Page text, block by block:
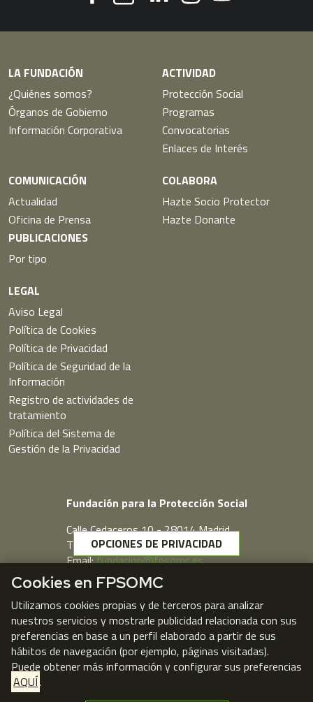
LA FUNDACIÓN
¿Quiénes somos?
Órganos de Gobierno
Información Corporativa
ACTIVIDAD
Protección Social
Programas
Convocatorias
Enlaces de Interés
COMUNICACIÓN
Actualidad
Oficina de Prensa
PUBLICACIONES
Por tipo
COLABORA
Hazte Socio Protector
Hazte Donante
LEGAL
Aviso Legal
Política de Cookies
Política de Privacidad
Política de Seguridad de la
Información
Registro de actividades de
tratamiento
Política del Sistema de
Gestión de la Privacidad
Fundación para la Protección Social
Calle Cedaceros,10 - 28014 Madrid
Telf. 91 431 77 80
Email:fundacion@fpsomc.es
Webmail
OPCIONES DE PRIVACIDAD
Cookies en FPSOMC
Utilizamos cookies propias y de terceros para analizar
nuestros servicios y mostrarle publicidad relacionada con sus
preferencias en base a un perfil elaborado a partir de sus
hábitos de navegación (por ejemplo, páginas visitadas).
Puede obtener más información y configurar sus preferencias
AQUÍ.